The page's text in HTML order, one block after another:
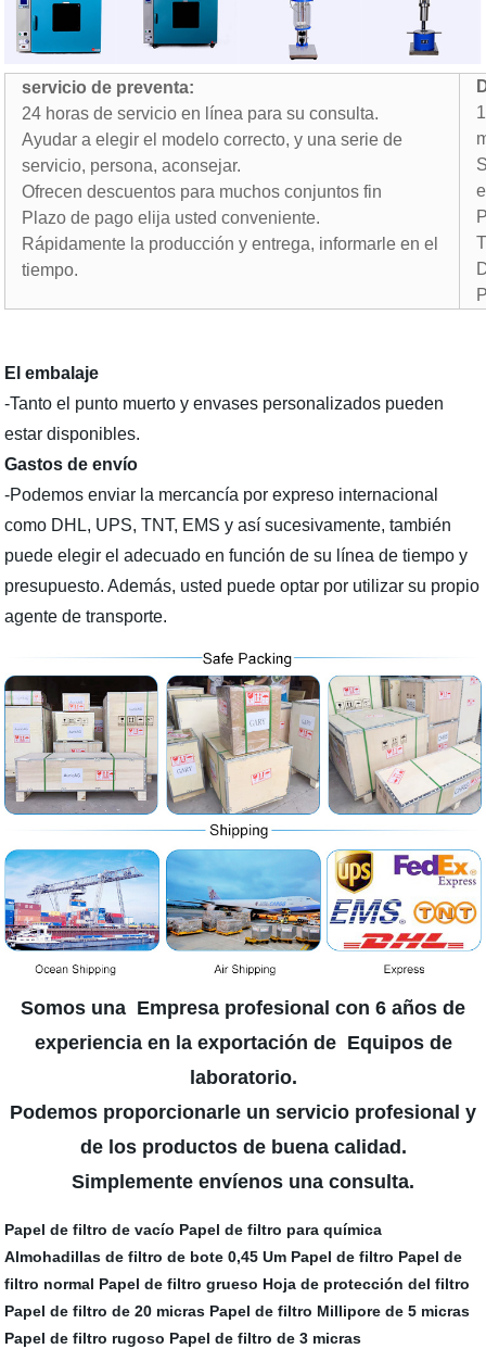
servicio de preventa:
24 horas de servicio en línea para su consulta.
Ayudar a elegir el modelo correcto, y una serie de
servicio, persona, aconsejar.
Ofrecen descuentos para muchos conjuntos fin
Plazo de pago elija usted conveniente.
Rápidamente la producción y entrega, informarle en el
tiempo.
El embalaje
-Tanto el punto muerto y envases personalizados pueden
estar disponibles.
Gastos de envío
-Podemos enviar la mercancía por expreso internacional
como DHL, UPS, TNT, EMS y así sucesivamente, también
puede elegir el adecuado en función de su línea de tiempo y
presupuesto. Además, usted puede optar por utilizar su propio
agente de transporte.
Somos una Empresa profesional con 6 años de
experiencia en la exportación de Equipos de
laboratorio.
Podemos proporcionarle un servicio profesional y
de los productos de buena calidad.
Simplemente envíenos una consulta.
Papel de filtro de vacío Papel de filtro para química
Almohadillas de filtro de bote 0,45 Um Papel de filtro Papel de
filtro normal Papel de filtro grueso Hoja de protección del filtro
Papel de filtro de 20 micras Papel de filtro Millipore de 5 micras
Papel de filtro rugoso Papel de filtro de 3 micras